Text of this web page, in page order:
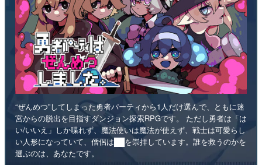
“ぜんめつ”してしまった勇者パーティから1人だけ選んで、ともに迷
宮からの脱出を目指すダンジョン探索RPGです。 ただし勇者は「は
い/いいえ」しか喋れず、魔法使いは魔法が使えず、戦士は可愛らし
い人形になっていて、僧侶は██を崇拝しています。誰を救うのかを
選ぶのは、あなたです。